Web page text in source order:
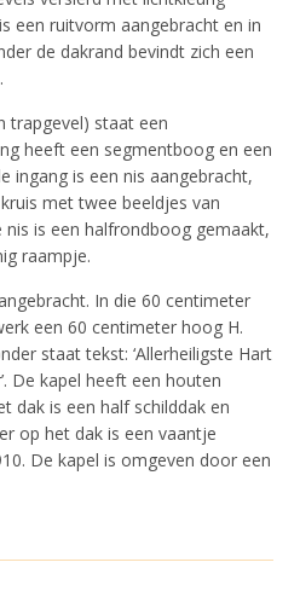
een ruitvorm aangebracht en in
de dakrand bevindt zich een
trapgevel) staat een
heeft een segmentboog en een
ingang is een nis aangebracht,
met twee beeldjes van
nis is een halfrondboog gemaakt,
raampje.
In die 60 centimeter
een 60 centimeter hoog H.
staat tekst: ‘Allerheiligste Hart
De kapel heeft een houten
dak is een half schilddak en
op het dak is een vaantje
De kapel is omgeven door een